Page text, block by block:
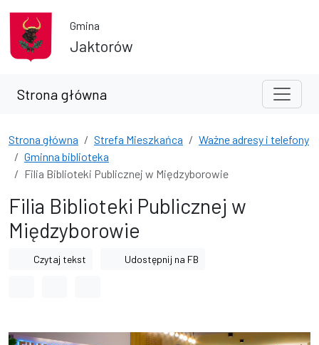
Gmina
Jaktorów
Strona główna
Strona główna Strefa Mieszkańca
Ważne adresy i telefony
Gminna biblioteka
Filia Biblioteki Publicznej w Międzyborowie
Filia Biblioteki Publicznej w
Międzyborowie
Czytaj tekst Udostępnij na FB